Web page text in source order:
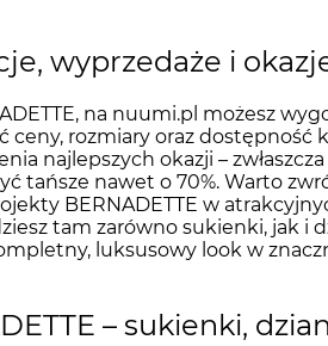
wyprzedaże i
na nuumi.pl możesz
rozmiary oraz dostępność
najlepszych okazji –
tańsze nawet o 70%. Warto
BERNADETTE w
tam zarówno sukienki, jak i
luksusowy look w
– sukienki,